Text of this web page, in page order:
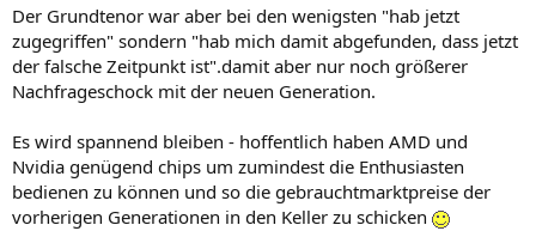
Der Grundtenor war aber bei den wenigsten "hab jetzt
zugegriffen" sondern "hab mich damit abgefunden, dass jetzt
der falsche Zeitpunkt ist".damit aber nur noch größerer
Nachfrageschock mit der neuen Generation.
Es wird spannend bleiben - hoffentlich haben AMD und
Nvidia genügend chips um zumindest die Enthusiasten
bedienen zu können und so die gebrauchtmarktpreise der
vorherigen Generationen in den Keller zu schicken